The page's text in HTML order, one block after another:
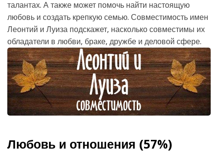
талантах. А также может помочь найти настоящую
любовь и создать крепкую семью. Совместимость имен
Леонтий и Луиза подскажет, насколько совместимы их
обладатели в любви, браке, дружбе и деловой сфере.
Любовь и отношения (57%)